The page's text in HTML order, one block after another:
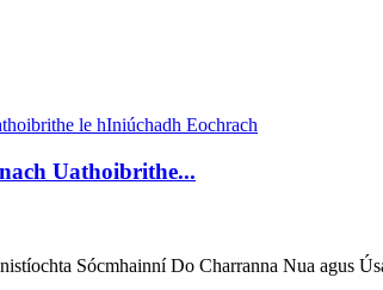
Uathoibrithe...